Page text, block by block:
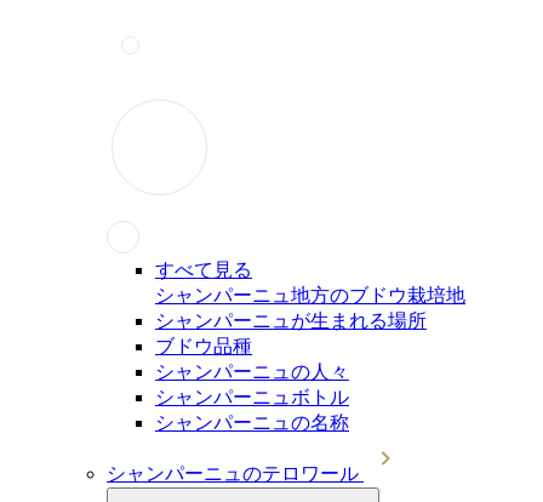
すべて見る
シャンパーニュ地方のブドウ栽培地
シャンパーニュが生まれる場所
ブドウ品種
シャンパーニュの人々
シャンパーニュボトル
シャンパーニュの名称
シャンパーニュのテロワール